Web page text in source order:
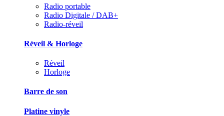
Radio portable
Radio Digitale / DAB+
Radio-réveil
Réveil & Horloge
Réveil
Horloge
Barre de son
Platine vinyle